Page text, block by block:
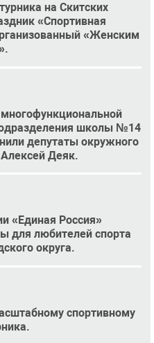
на Скитских
«Спортивная
«Женским
школы №14
депутаты окружного
Деяк.
«Единая Россия»
для любителей спорта
округа.
спортивному